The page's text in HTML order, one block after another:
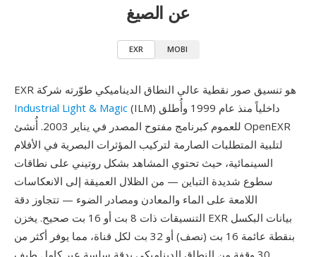
عن الصيغ
EXR MOBI
EXR هو تنسيق صور نقطية عالي النطاق الديناميكي طوّرته شركة
Industrial Light & Magic (ILM) داخلياً منذ عام 1999 وأُطلق
للعموم كبرنامج مفتوح المصدر في يناير 2003. أُنشئ OpenEXR
لتلبية المتطلبات الصارمة لتركيب المؤثرات البصرية في الأفلام
السينمائية، حيث تحتوي المشاهد بشكل روتيني على نطاقات
سطوع شديدة التباين — من الظلال العميقة إلى الانعكاسات
اللامعة على الماء والمعادن ومصادر الضوء — تتجاوز دقة
التنسيقات ذات 8 بت أو 16 بت صحيح. يخزن EXR بيانات البكسل
بنقطة عائمة 16 بت (نصف) أو 32 بت لكل قناة، مما يوفر أكثر من
30 وقفة من النطاق الديناميكي بدقة سلسة عبر كامل طيف